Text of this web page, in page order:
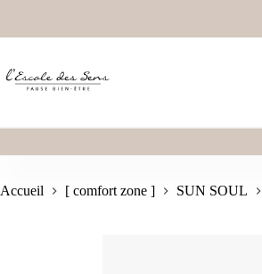
Accueil [ comfort zone ] SUN SOUL